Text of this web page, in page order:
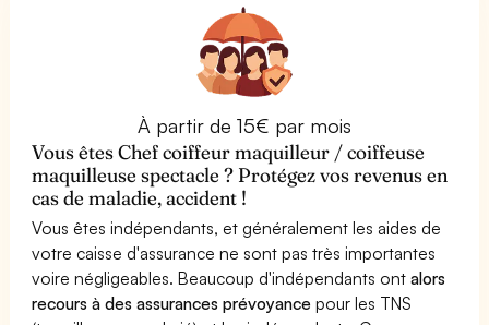
À partir de 15€ par mois
Vous êtes Chef coiffeur maquilleur / coiffeuse
maquilleuse spectacle ? Protégez vos revenus en
cas de maladie, accident !
Vous êtes indépendants, et généralement les aides de
votre caisse d'assurance ne sont pas très importantes
voire négligeables. Beaucoup d'indépendants ontalors
recours à des assurances prévoyance pour les TNS